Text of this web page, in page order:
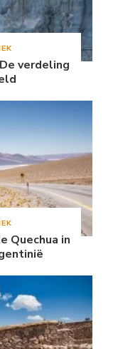
verdeling
Quechua in